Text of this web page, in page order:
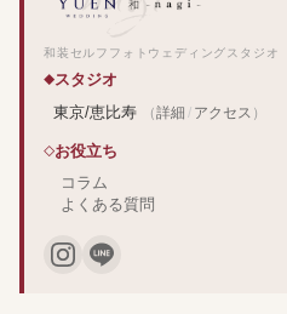
和装セルフフォトウェディングスタジオ
スタジオ
東京/恵比寿
（詳細 / アクセス ）
お役立ち
コラム
よくある質問